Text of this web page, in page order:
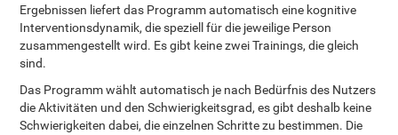
Ergebnissen liefert das Programm automatisch eine kognitive
Interventionsdynamik, die speziell für die jeweilige Person
zusammengestellt wird. Es gibt keine zwei Trainings, die gleich
sind.
Das Programm wählt automatisch je nach Bedürfnis des Nutzers
die Aktivitäten und den Schwierigkeitsgrad, es gibt deshalb keine
Schwierigkeiten dabei, die einzelnen Schritte zu bestimmen. Die